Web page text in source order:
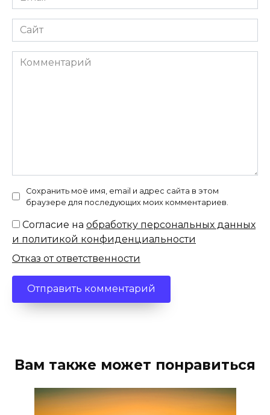
*
Сайт
Комментарий
Сохранить моё имя, email и адрес сайта в этом
браузере для последующих моих комментариев.
Согласие на обработку персональных данных
и политикой конфиденциальности
Отказ от ответственности
Вам также может понравиться